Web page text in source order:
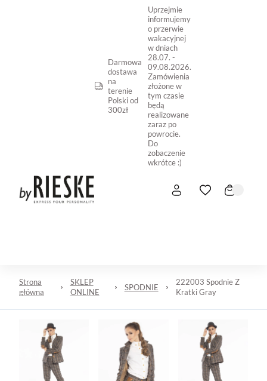
Darmowa
dostawa
na
terenie
Polski od
300zł
Uprzejmie
informujemy
o przerwie
wakacyjnej
w dniach
28.07. -
09.08.2026.
Zamówienia
złożone w
tym czasie
będą
realizowane
zaraz po
powrocie.
Do
zobaczenie
wkrótce :)
Strona
główna
SKLEP
ONLINE
SPODNIE
222003 Spodnie Z
Kratki Gray